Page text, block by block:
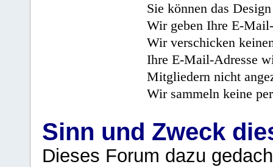
Sie können das
Wir geben Ihre E-
Wir verschicken
Ihre E-Mail-Adresse
Mitgliedern nicht
Wir sammeln keine
Sinn und Zweck
Dieses Forum dazu